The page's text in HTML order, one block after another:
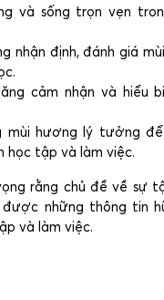
và sống trọn vẹn
nhận định, đánh giá
cảm nhận và hiểu
mùi hương lý tưởng
học tập và làm việc.
rằng chủ đề về sự
những thông tin
và làm việc.